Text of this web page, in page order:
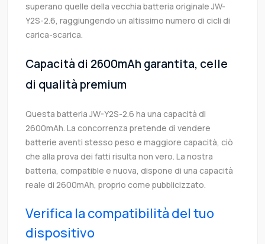
superano quelle della vecchia batteria originale JW-
Y2S-2.6, raggiungendo un altissimo numero di cicli di
carica-scarica.
Capacità di 2600mAh garantita, celle
di qualità premium
Questa batteria JW-Y2S-2.6 ha una capacità di
2600mAh. La concorrenza pretende di vendere
batterie aventi stesso peso e maggiore capacità, ciò
che alla prova dei fatti risulta non vero. La nostra
batteria, compatible e nuova, dispone di una capacità
reale di 2600mAh, proprio come pubblicizzato.
Verifica la compatibilità del tuo
dispositivo